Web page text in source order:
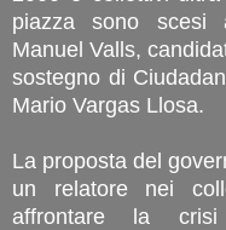
piazza sono scesi
Manuel Valls,
sostegno di
Mario Vargas Llosa.
La proposta del
un relatore nei
affrontare la